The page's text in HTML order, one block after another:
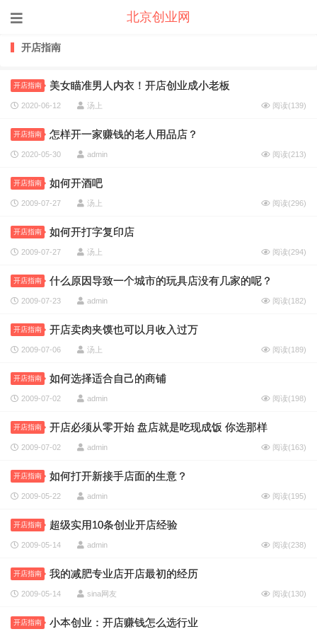
北京创业网
开店指南
开店指南 美女瞄准男人内衣！开店创业成小老板
2020-06-12 汤上 阅读(139)
开店指南 怎样开一家赚钱的老人用品店？
2020-05-30 admin 阅读(213)
开店指南 如何开酒吧
2009-07-27 汤上 阅读(296)
开店指南 如何开打字复印店
2009-07-27 汤上 阅读(294)
开店指南 什么原因导致一个城市的玩具店没有几家的呢？
2009-07-23 admin 阅读(182)
开店指南 开店卖肉夹馍也可以月收入过万
2009-07-06 汤上 阅读(189)
开店指南 如何选择适合自己的商铺
2009-07-02 admin 阅读(198)
开店指南 开店必须从零开始 盘店就是吃现成饭 你选那样
2009-07-02 admin 阅读(163)
开店指南 如何打开新接手店面的生意？
2009-05-22 admin 阅读(195)
开店指南 超级实用10条创业开店经验
2009-05-14 admin 阅读(238)
开店指南 我的减肥专业店开店最初的经历
2009-05-14 sina网友 阅读(130)
开店指南 小本创业：开店赚钱怎么选行业